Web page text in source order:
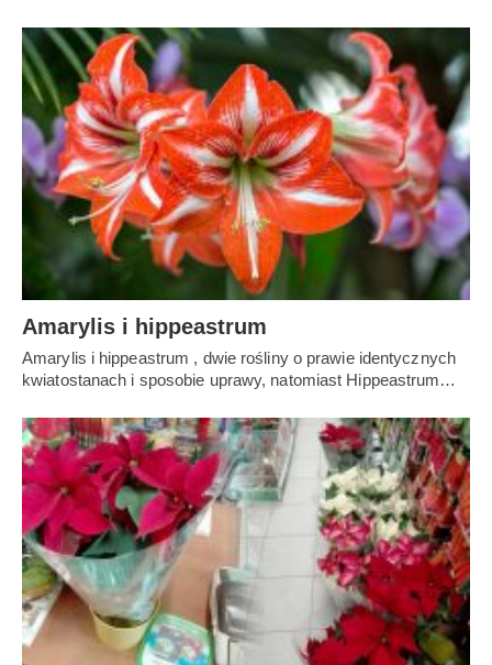
Amarylis i hippeastrum
Amarylis i hippeastrum , dwie rośliny o prawie identycznych
kwiatostanach i sposobie uprawy, natomiast Hippeastrum…